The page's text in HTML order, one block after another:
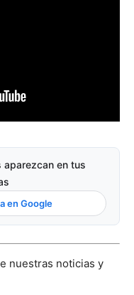
aparezcan en tus
en Google
nuestras noticias y